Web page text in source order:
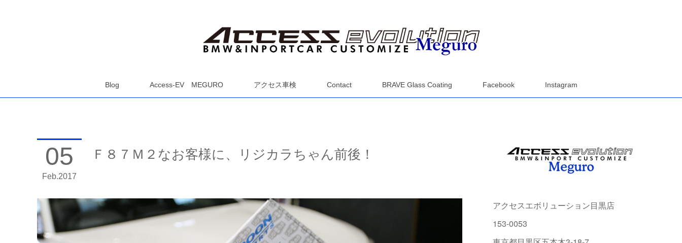
Blog Access-EV MEGURO アクセス車検 Contact BRAVE Glass Coating Facebook Instagram
05
Feb 2017
Ｆ８７Ｍ２なお客様に、リジカラちゃん前後！
アクセスエボリューション目黒店
153-0053